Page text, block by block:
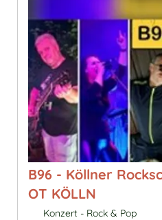
B96 - Köllner
OT KÖLLN
Konzert - Rock & Pop